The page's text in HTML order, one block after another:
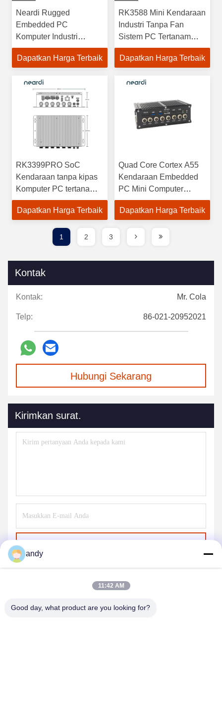
Neardi Rugged
Embedded PC
Komputer Industri
LPA3399Pro
RK3399Pro
Dapatkan Harga Terbaik
RK3588 Mini Kendaraan
Industri Tanpa Fan
Sistem PC Tertanam
LPA3588 OEM
Dapatkan Harga Terbaik
RK3399PRO SoC
Kendaraan tanpa kipas
Komputer PC tertanam 3
TOPS NPU 32GB
EMMC
Dapatkan Harga Terbaik
Quad Core Cortex A55
Kendaraan Embedded
PC Mini Computer
Custom
Dapatkan Harga Terbaik
1 2 3
Kontak
Kontak: Mr. Cola
Telp: 86-021-20952021
Hubungi Sekarang
Kirimkan surat.
andy
11:42 AM
Good day, what product are you looking for?